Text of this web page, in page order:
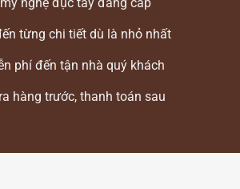
từng chi tiết dù là nhỏ nhất
phí đến tận nhà quý khách
hàng trước, thanh toán sau